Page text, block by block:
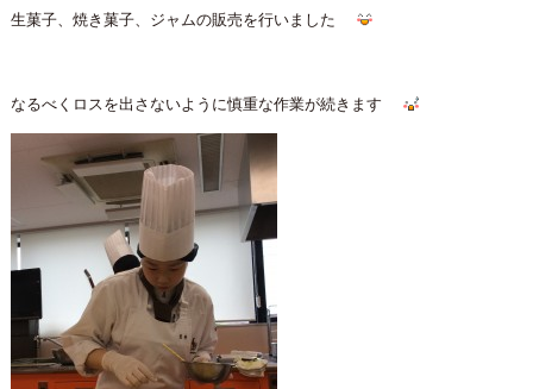
生菓子、焼き菓子、ジャムの販売を行いました
なるべくロスを出さないように慎重な作業が続きます